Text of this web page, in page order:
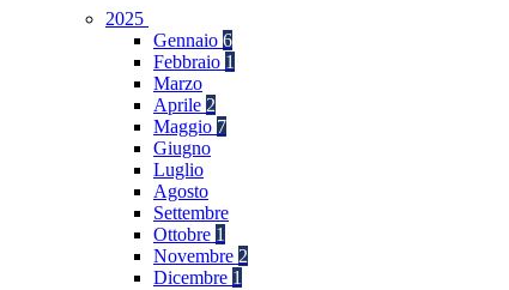
2025
Gennaio 6
Febbraio 1
Marzo
Aprile 2
Maggio 7
Giugno
Luglio
Agosto
Settembre
Ottobre 1
Novembre 2
Dicembre 1